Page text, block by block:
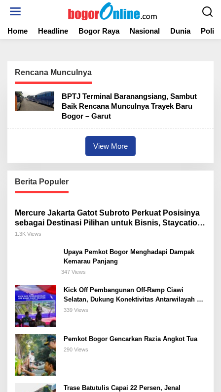
t
Home Headline Bogor Raya Nasional Dunia
Rencana Munculnya
BPTJ Terminal Baranangsiang, Sambut
Baik Rencana Munculnya Trayek Baru
Bogor – Garut
View More
Berita Populer
Mercure Jakarta Gatot Subroto Perkuat Posisinya
sebagai Destinasi Pilihan untuk Bisnis, Staycation,
Meeting, dan Kuliner di Jakarta Selatan
1.3K Views
Upaya Pemkot Bogor Menghadapi Dampak
Kemarau Panjang
347 Views
Kick Off Pembangunan Off-Ramp Ciawi
Selatan, Dukung Konektivitas Antarwilayah di
Bogor Selatan
339 Views
Pemkot Bogor Gencarkan Razia Angkot Tua
290 Views
Trase Batutulis Capai 22 Persen, Jenal